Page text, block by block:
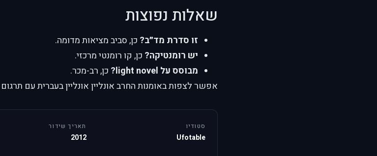
שאלות נפוצות
זו סדרת מד״ב? כן, סביב מציאות מדומה.
יש רומנטיקה? כן, קו רומנטי מרכזי.
מבוסס על light novel?
כן, רב-מכר.
אפשר לצפות באומנות החרב אונליין אונליין בעברית עם
סטודיו
Ufotable
תאריך שידור
2012